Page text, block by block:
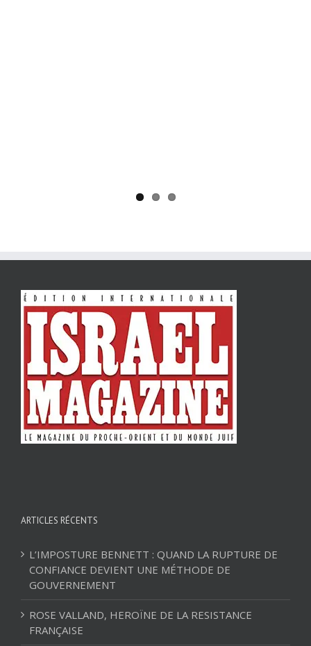
ARTICLES RÉCENTS
L’IMPOSTURE BENNETT : QUAND LA RUPTURE DE
CONFIANCE DEVIENT UNE MÉTHODE DE
GOUVERNEMENT
ROSE VALLAND, HEROÏNE DE LA RESISTANCE
FRANÇAISE